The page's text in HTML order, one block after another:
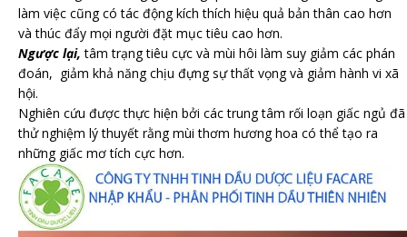
làm việc cũng có tác động kích thích hiệu quả bản thân cao hơn
và thúc đẩy mọi người đặt mục tiêu cao hơn.
Ngược lại, tâm trạng tiêu cực và mùi hôi làm suy giảm các phán
đoán, giảm khả năng chịu đựng sự thất vọng và giảm hành vi xã
hội.
Nghiên cứu được thực hiện bởi các trung tâm rối loạn giấc ngủ đã
thử nghiệm lý thuyết rằng mùi thơm hương hoa có thể tạo ra
những giấc mơ tích cực hơn.